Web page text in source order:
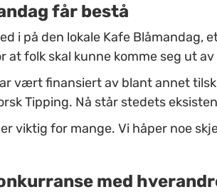
får bestå
i på den lokale Kafe Blåmandag,
at folk skal kunne komme seg ut
vært finansiert av blant annet
Tipping. Nå står stedets
viktig for mange. Vi håper noe
med